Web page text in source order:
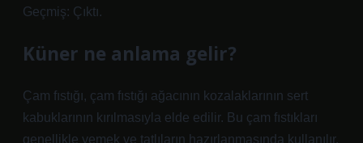
Geçmiş: Çıktı.
Küner ne anlama gelir?
Çam fıstığı, çam fıstığı ağacının kozalaklarının sert
kabuklarının kırılmasıyla elde edilir. Bu çam fıstıkları
genellikle yemek ve tatlıların hazırlanmasında kullanılır.